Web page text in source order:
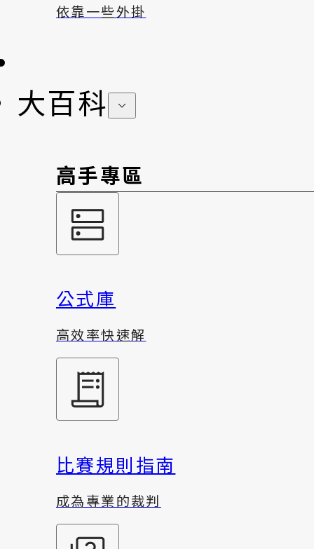
依靠一些外掛
大百科
高手專區
公式庫
高效率快速解
比賽規則指南
成為專業的裁判